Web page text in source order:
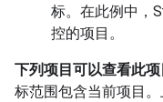
标。在此例中，
控的项目。
下列项目可以查看此
标范围包含当前项目